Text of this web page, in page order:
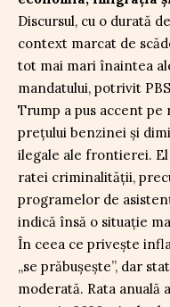
Discursul, cu o durată
context marcat de
tot mai mari înaintea
mandatului, potrivit
Trump a pus accent
prețului benzinei și
ilegale ale frontierei.
ratei criminalității,
programelor de
indică însă o situație
În ceea ce privește
„se prăbușește”, dar
moderată. Rata anuală